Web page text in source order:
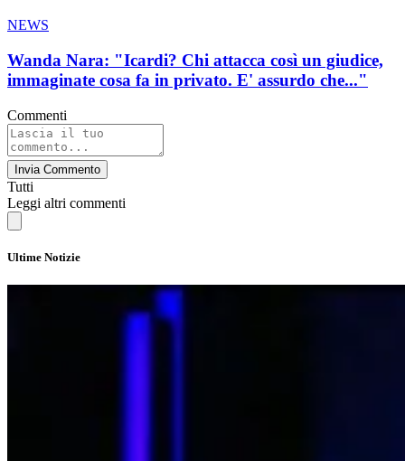
NEWS
Wanda Nara: "Icardi? Chi attacca così un giudice,
immaginate cosa fa in privato. E' assurdo che..."
Commenti
Invia Commento
Tutti
Leggi altri commenti
Ultime Notizie